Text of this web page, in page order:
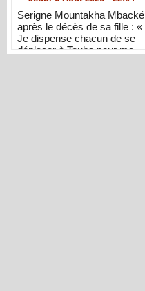
Serigne Mountakha Mbacké
après le décès de sa fille : «
Je dispense chacun de se
déplacer à Touba pour me